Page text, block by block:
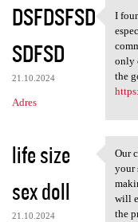
DSFDSFSD
SDFSD
21.10.2024
Adres
I
I
only
the
life size
sex doll
21.10.2024
Our
Our
your
will
the